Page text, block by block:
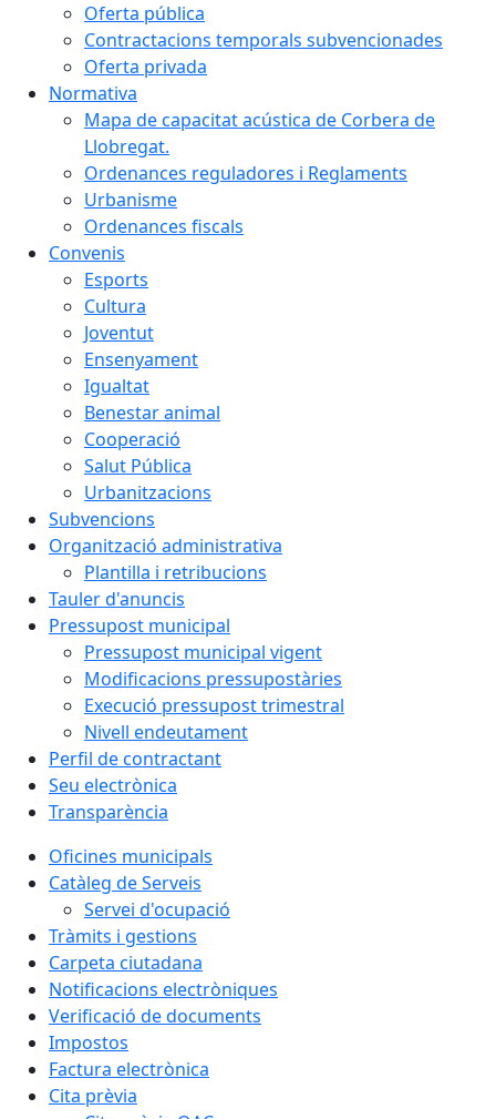
Oferta pública
Contractacions temporals subvencionades
Oferta privada
Normativa
Mapa de capacitat acústica de Corbera de
Llobregat.
Ordenances reguladores i Reglaments
Urbanisme
Ordenances fiscals
Convenis
Esports
Cultura
Joventut
Ensenyament
Igualtat
Benestar animal
Cooperació
Salut Pública
Urbanitzacions
Subvencions
Organització administrativa
Plantilla i retribucions
Tauler d'anuncis
Pressupost municipal
Pressupost municipal vigent
Modificacions pressupostàries
Execució pressupost trimestral
Nivell endeutament
Perfil de contractant
Seu electrònica
Transparència
Oficines municipals
Catàleg de Serveis
Servei d'ocupació
Tràmits i gestions
Carpeta ciutadana
Notificacions electròniques
Verificació de documents
Impostos
Factura electrònica
Cita prèvia